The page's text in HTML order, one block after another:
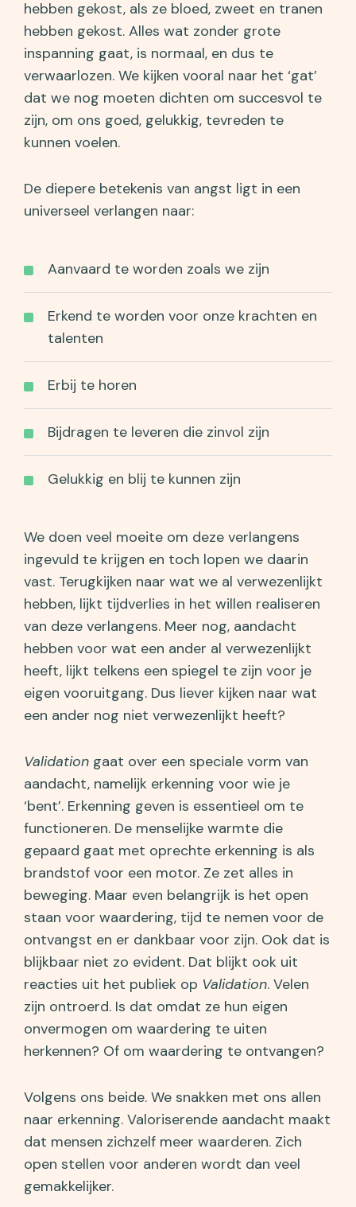
hebben gekost, als ze bloed, zweet en tranen
hebben gekost. Alles wat zonder grote
inspanning gaat, is normaal, en dus te
verwaarlozen. We kijken vooral naar het ‘gat’
dat we nog moeten dichten om succesvol te
zijn, om ons goed, gelukkig, tevreden te
kunnen voelen.
De diepere betekenis van angst ligt in een
universeel verlangen naar:
Aanvaard te worden zoals we zijn
Erkend te worden voor onze krachten en
talenten
Erbij te horen
Bijdragen te leveren die zinvol zijn
Gelukkig en blij te kunnen zijn
We doen veel moeite om deze verlangens
ingevuld te krijgen en toch lopen we daarin
vast. Terugkijken naar wat we al verwezenlijkt
hebben, lijkt tijdverlies in het willen realiseren
van deze verlangens. Meer nog, aandacht
hebben voor wat een ander al verwezenlijkt
heeft, lijkt telkens een spiegel te zijn voor je
eigen vooruitgang. Dus liever kijken naar wat
een ander nog niet verwezenlijkt heeft?
Validation gaat over een speciale vorm van
aandacht, namelijk erkenning voor wie je
‘bent’. Erkenning geven is essentieel om te
functioneren. De menselijke warmte die
gepaard gaat met oprechte erkenning is als
brandstof voor een motor. Ze zet alles in
beweging. Maar even belangrijk is het open
staan voor waardering, tijd te nemen voor de
ontvangst en er dankbaar voor zijn. Ook dat is
blijkbaar niet zo evident. Dat blijkt ook uit
reacties uit het publiek op Validation. Velen
zijn ontroerd. Is dat omdat ze hun eigen
onvermogen om waardering te uiten
herkennen? Of om waardering te ontvangen?
Volgens ons beide. We snakken met ons allen
naar erkenning. Valoriserende aandacht maakt
dat mensen zichzelf meer waarderen. Zich
open stellen voor anderen wordt dan veel
gemakkelijker.